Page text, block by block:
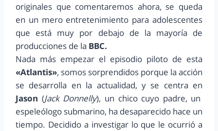
originales que comentaremos ahora, se queda
en un mero entretenimiento para adolescentes
que está muy por debajo de la mayoría de
producciones de la BBC.
Nada más empezar el episodio piloto de esta
«Atlantis», somos sorprendidos porque la acción
se desarrolla en la actualidad, y se centra en
Jason (Jack Donnelly), un chico cuyo padre, un
espeleólogo submarino, ha desaparecido hace un
tiempo. Decidido a investigar lo que le ocurrió a